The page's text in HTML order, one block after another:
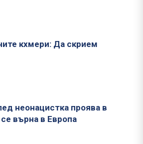
кхмери: Да скрием
неонацистка проява в
върна в Европа